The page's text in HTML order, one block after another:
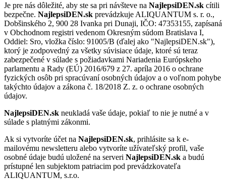
Je pre nás dôležité, aby ste sa pri návšteve na NajlepsiDEN.sk cítili
bezpečne. NajlepsiDEN.sk prevádzkuje ALIQUANTUM s. r. o.,
Dobšinského 2, 900 28 Ivanka pri Dunaji, IČO: 47353155, zapísaná
v Obchodnom registri vedenom Okresným súdom Bratislava I,
Oddiel: Sro, vložka číslo: 91005/B (ďalej ako "NajlepsiDEN.sk"),
ktorý je zodpovedný za všetky súvisiace údaje, ktoré sú teraz
zabezpečené v súlade s požiadavkami Nariadenia Európskeho
parlamentu a Rady (EÚ) 2016/679 z 27. apríla 2016 o ochrane
fyzických osôb pri spracúvaní osobných údajov a o voľnom pohybe
takýchto údajov a zákona č. 18/2018 Z. z. o ochrane osobných
údajov.
NajlepsiDEN.sk neukladá vaše údaje, pokiaľ to nie je nutné a v
súlade s platnými zákonmi.
Ak si vytvoríte účet na NajlepsiDEN.sk, prihlásite sa k e-
mailovému newsletteru alebo vytvoríte užívateľský profil, vaše
osobné údaje budú uložené na serveri NajlepsiDEN.sk a budú
prístupné len subjektom patriacim pod prevádzkovateľa
ALIQUANTUM, s.r.o.